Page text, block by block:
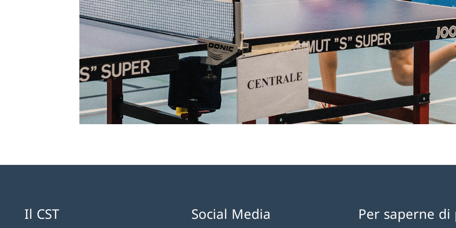
Il CST Social Media Per saperne di